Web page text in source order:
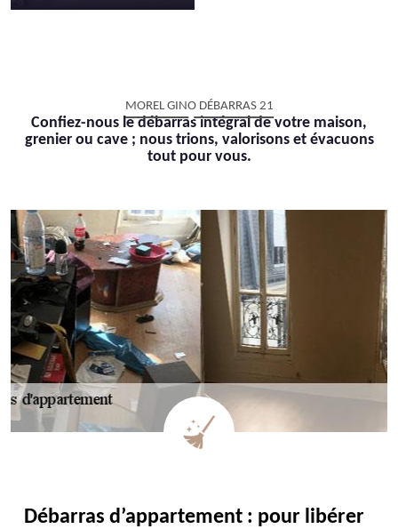
MOREL GINO DÉBARRAS 21
Confiez-nous le débarras intégral de votre maison,
grenier ou cave ; nous trions, valorisons et évacuons
tout pour vous.
Débarras d’appartement : pour libérer